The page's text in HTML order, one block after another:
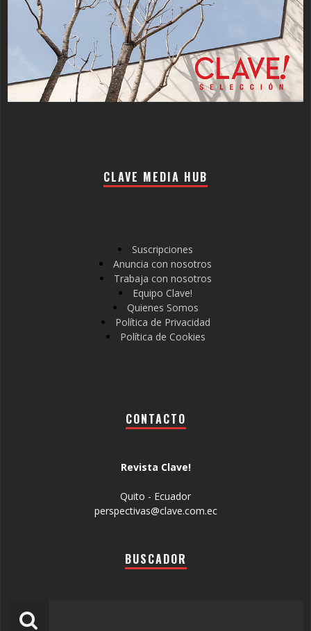
CLAVE MEDIA HUB
Suscripciones
Anuncia con nosotros
Trabaja con nosotros
Equipo Clave!
Quienes Somos
Política de Privacidad
Política de Cookies
CONTACTO
Revista Clave!
Quito - Ecuador
perspectivas@clave.com.ec
BUSCADOR